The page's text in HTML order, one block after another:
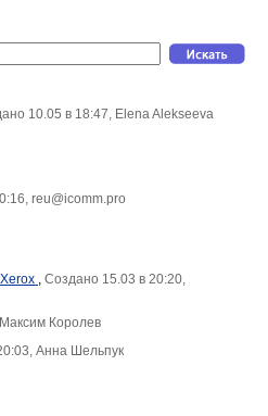
10.05 в 18:47, Elena Alekseeva
reu@icomm.pro
, Создано 15.03 в 20:20,
Королев
Анна Шельпук